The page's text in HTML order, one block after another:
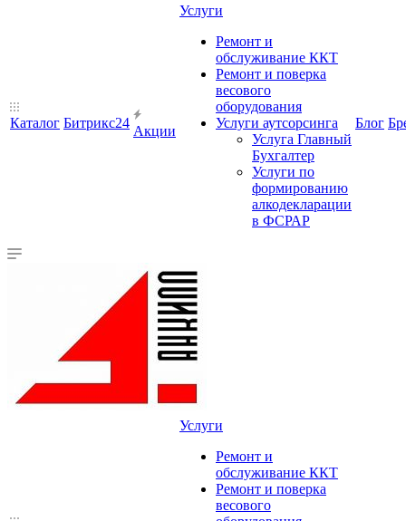
Каталог Битрикс24
Акции
Услуги
Ремонт и
обслуживание ККТ
Ремонт и поверка
весового
оборудования
Услуги аутсорсинга
Услуга Главный
Бухгалтер
Услуги по
формированию
алкодекларации
в ФСРАР
Блог
Услуги
Ремонт и
обслуживание ККТ
Ремонт и поверка
весового